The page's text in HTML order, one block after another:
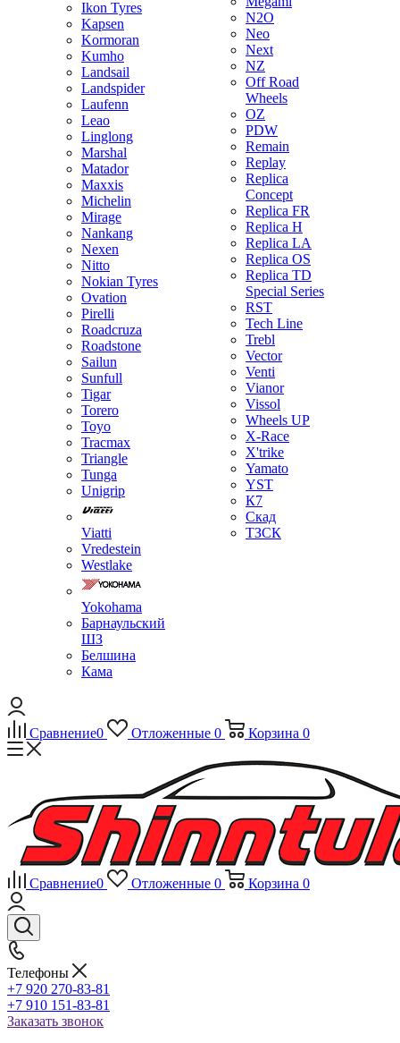
Ikon Tyres
Kapsen
Kormoran
Kumho
Landsail
Landspider
Laufenn
Leao
Linglong
Marshal
Matador
Maxxis
Michelin
Mirage
Nankang
Nexen
Nitto
Nokian Tyres
Ovation
Pirelli
Roadcruza
Roadstone
Sailun
Sunfull
Tigar
Torero
Toyo
Tracmax
Triangle
Tunga
Unigrip
Viatti
Vredestein
Westlake
Yokohama
Барнаульский
ШЗ
Белшина
Кама
N2O
Neo
Next
NZ
Off Road
Wheels
OZ
PDW
Remain
Replay
Replica
Concept
Replica FR
Replica H
Replica LA
Replica OS
Replica TD
Special Series
RST
Tech Line
Trebl
Vector
Venti
Vianor
Vissol
Wheels UP
X-Race
X'trike
Yamato
YST
К7
Скад
ТЗСК
Сравнение0 Отложенные 0 Корзина 0
Сравнение0 Отложенные 0 Корзина 0
Телефоны
+7 920 270-83-81
+7 910 151-83-81
Заказать звонок